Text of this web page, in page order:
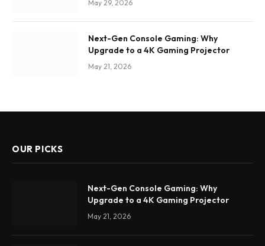
May 29, 2026
Next-Gen Console Gaming: Why
Upgrade to a 4K Gaming Projector
May 21, 2026
OUR PICKS
Next-Gen Console Gaming: Why
Upgrade to a 4K Gaming Projector
May 21, 2026